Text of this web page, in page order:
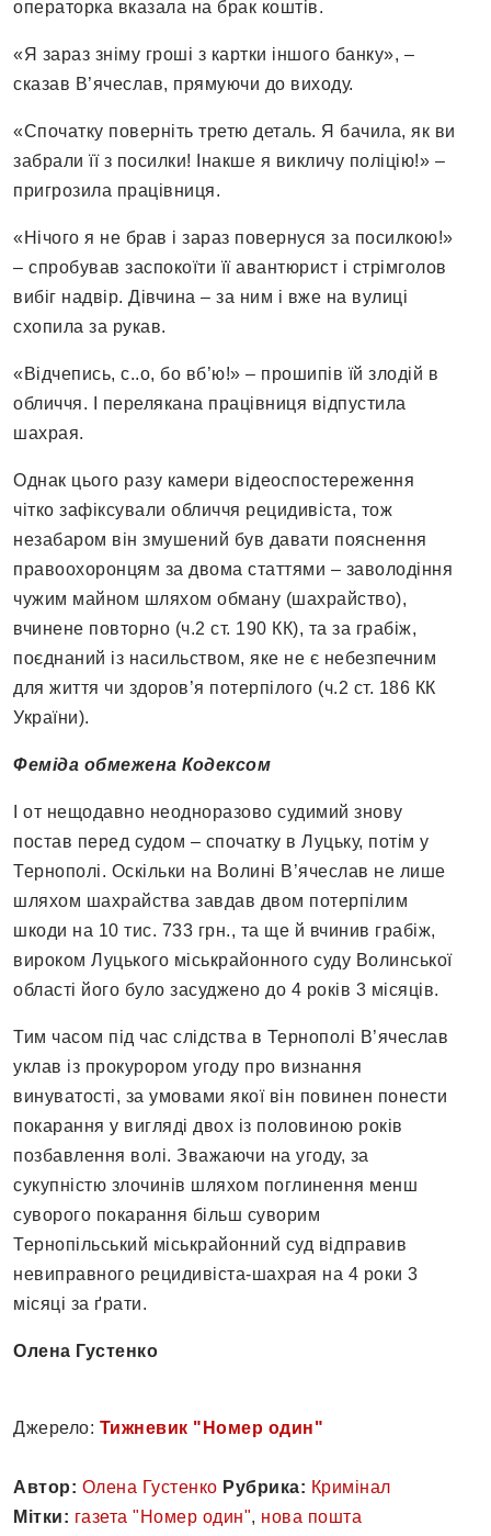
операторка вказала на брак коштів.
«Я зараз зніму гроші з картки іншого банку», –
сказав В’ячеслав, прямуючи до виходу.
«Спочатку поверніть третю деталь. Я бачила, як ви
забрали її з посилки! Інакше я викличу поліцію!» –
пригрозила працівниця.
«Нічого я не брав і зараз повернуся за посилкою!»
– спробував заспокоїти її авантюрист і стрімголов
вибіг надвір. Дівчина – за ним і вже на вулиці
схопила за рукав.
«Відчепись, с..о, бо вб’ю!» – прошипів їй злодій в
обличчя. І перелякана працівниця відпустила
шахрая.
Однак цього разу камери відеоспостереження
чітко зафіксували обличчя рецидивіста, тож
незабаром він змушений був давати пояснення
правоохоронцям за двома статтями – заволодіння
чужим майном шляхом обману (шахрайство),
вчинене повторно (ч.2 ст. 190 КК), та за грабіж,
поєднаний із насильством, яке не є небезпечним
для життя чи здоров’я потерпілого (ч.2 ст. 186 КК
України).
Феміда обмежена Кодексом
І от нещодавно неодноразово судимий знову
постав перед судом – спочатку в Луцьку, потім у
Тернополі. Оскільки на Волині В’ячеслав не лише
шляхом шахрайства завдав двом потерпілим
шкоди на 10 тис. 733 грн., та ще й вчинив грабіж,
вироком Луцького міськрайонного суду Волинської
області його було засуджено до 4 років 3 місяців.
Тим часом під час слідства в Тернополі В’ячеслав
уклав із прокурором угоду про визнання
винуватості, за умовами якої він повинен понести
покарання у вигляді двох із половиною років
позбавлення волі. Зважаючи на угоду, за
сукупністю злочинів шляхом поглинення менш
суворого покарання більш суворим
Тернопільський міськрайонний суд відправив
невиправного рецидивіста-шахрая на 4 роки 3
місяці за ґрати.
Олена Густенко
Джерело: Тижневик "Номер один"
Автор: Олена Густенко Рубрика: Кримінал
Мітки: газета "Номер один", нова пошта